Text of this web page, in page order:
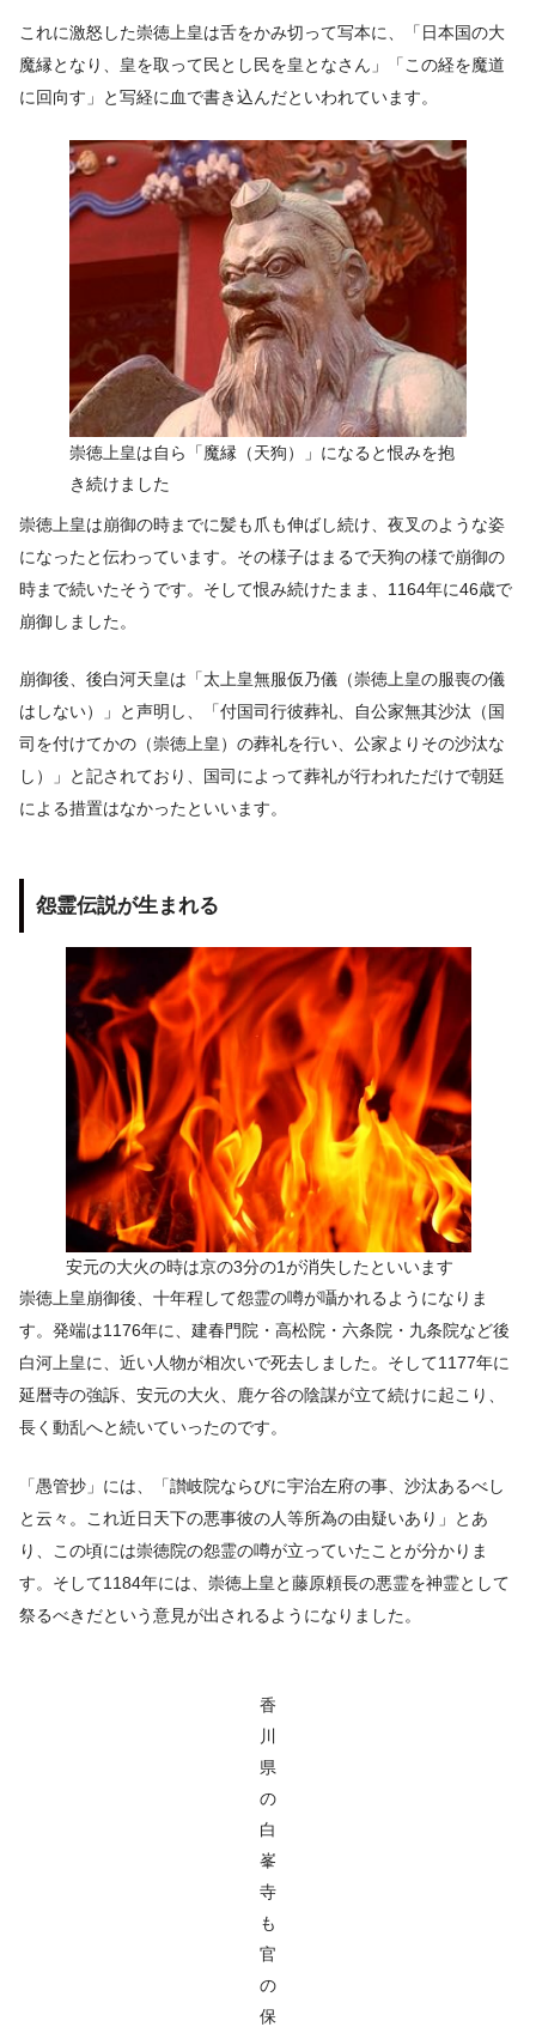
これに激怒した崇徳上皇は舌をかみ切って写本に、「日本国の大
魔縁となり、皇を取って民とし民を皇となさん」「この経を魔道
に回向す」と写経に血で書き込んだといわれています。
崇徳上皇は自ら「魔縁（天狗）」になると恨みを抱
き続けました
崇徳上皇は崩御の時までに髪も爪も伸ばし続け、夜叉のような姿
になったと伝わっています。その様子はまるで天狗の様で崩御の
時まで続いたそうです。そして恨み続けたまま、1164年に46歳で
崩御しました。
崩御後、後白河天皇は「太上皇無服仮乃儀（崇徳上皇の服喪の儀
はしない）」と声明し、「付国司行彼葬礼、自公家無其沙汰（国
司を付けてかの（崇徳上皇）の葬礼を行い、公家よりその沙汰な
し）」と記されており、国司によって葬礼が行われただけで朝廷
による措置はなかったといいます。
怨霊伝説が生まれる
安元の大火の時は京の3分の1が消失したといいます
崇徳上皇崩御後、十年程して怨霊の噂が囁かれるようになりま
す。発端は1176年に、建春門院・高松院・六条院・九条院など後
白河上皇に、近い人物が相次いで死去しました。そして1177年に
延暦寺の強訴、安元の大火、鹿ケ谷の陰謀が立て続けに起こり、
長く動乱へと続いていったのです。
「愚管抄」には、「讃岐院ならびに宇治左府の事、沙汰あるべし
と云々。これ近日天下の悪事彼の人等所為の由疑いあり」とあ
り、この頃には崇徳院の怨霊の噂が立っていたことが分かりま
す。そして1184年には、崇徳上皇と藤原頼長の悪霊を神霊として
祭るべきだという意見が出されるようになりました。
香
川
県
の
白
峯
寺
も
官
の
保